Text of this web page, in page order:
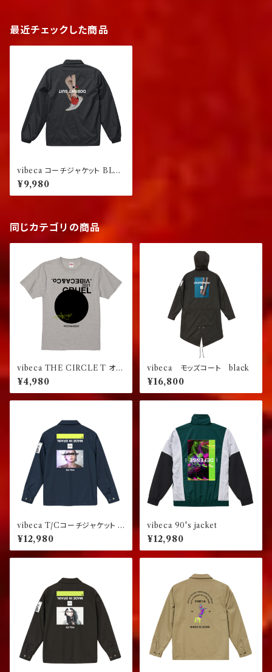
最近チェックした商品
vibeca コーチジャケット BLA
CK
¥9,980
同じカテゴリの商品
vibeca THE CIRCLE T オー
トミール【レギュラーフィット】
¥4,980
vibeca モッズコート black
¥16,800
vibeca T/Cコーチジャケット p
ermanent collection 0.00
ネイビー
¥12,980
vibeca 90's jacket
¥12,980